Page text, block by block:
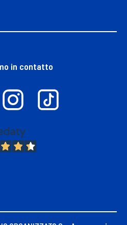
in contatto